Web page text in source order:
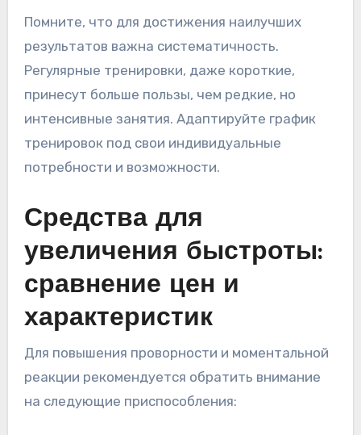
Помните, что для достижения наилучших
результатов важна систематичность.
Регулярные тренировки, даже короткие,
принесут больше пользы, чем редкие, но
интенсивные занятия. Адаптируйте график
тренировок под свои индивидуальные
потребности и возможности.
Средства для
увеличения быстроты:
сравнение цен и
характеристик
Для повышения проворности и моментальной
реакции рекомендуется обратить внимание
на следующие приспособления: